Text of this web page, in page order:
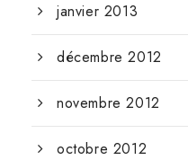
janvier 2013
décembre 2012
novembre 2012
octobre 2012